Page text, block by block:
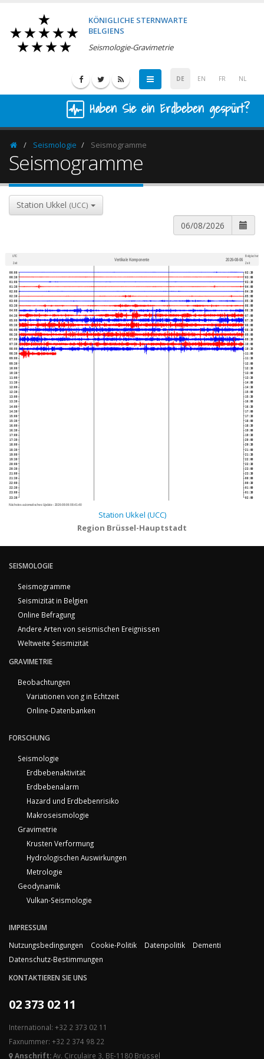
KÖNIGLICHE STERNWARTE
BELGIENS
Seismologie-Gravimetrie
DE EN FR NL
Haben Sie ein Erdbeben gespürt?
HomepageSeismologie Seismogramme
Seismogramme
Station Ukkel (UCC)
UTC
Zeit
Vertikale Komponente 2026-08-06
Belgischer
Zeit
00:00
00:30
01:00
01:30
02:00
02:30
03:00
03:30
04:00
04:30
05:00
05:30
06:00
06:30
07:00
07:30
08:00
08:30
09:00
09:30
10:00
10:30
11:00
11:30
12:00
12:30
13:00
13:30
14:00
14:30
15:00
15:30
16:00
16:30
17:00
17:30
18:00
18:30
19:00
19:30
20:00
20:30
21:00
21:30
22:00
22:30
23:00
23:30
02:30
03:00
03:30
04:00
04:30
05:00
05:30
06:00
06:30
07:00
07:30
08:00
08:30
09:00
09:30
10:00
10:30
11:00
11:30
12:00
12:30
13:00
13:30
14:00
14:30
15:00
15:30
16:00
16:30
17:00
17:30
18:00
18:30
19:00
19:30
20:00
20:30
21:00
21:30
22:00
22:30
23:00
23:30
00:00
00:30
01:00
01:30
02:00
Nächstes automatisches Update : 2026-08-06 08:41:40
Station Ukkel (UCC)
Region Brüssel-Hauptstadt
SEISMOLOGIE
Seismogramme
Seismizität in Belgien
Online Befragung
Andere Arten von seismischen Ereignissen
Weltweite Seismizität
GRAVIMETRIE
Beobachtungen
Variationen von g in Echtzeit
Online-Datenbanken
FORSCHUNG
Seismologie
Erdbebenaktivität
Erdbebenalarm
Hazard und Erdbebenrisiko
Makroseismologie
Gravimetrie
Krusten Verformung
Hydrologischen Auswirkungen
Metrologie
Geodynamik
Vulkan-Seismologie
IMPRESSUM
Nutzungsbedingungen
Cookie-Politik Datenpolitik
Dementi
Datenschutz-Bestimmungen
KONTAKTIEREN SIE UNS
02 373 02 11
International: +32 2 373 02 11
Faxnummer: +32 2 374 98 22
Anschrift:Av. Circulaire 3, BE-1180 Brüssel